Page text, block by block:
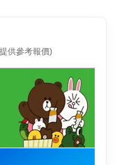
供參考報價)